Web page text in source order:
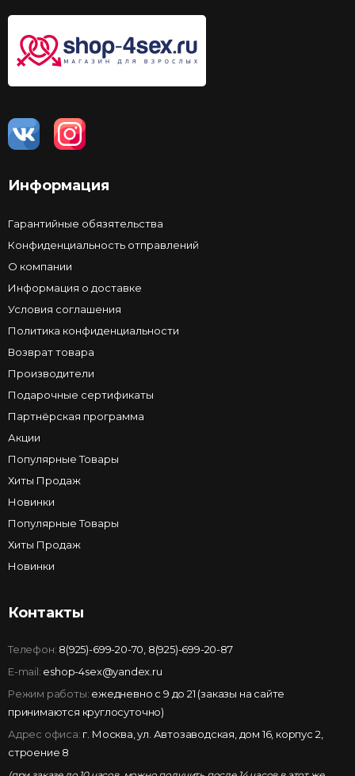
Информация
Гарантийные обязятельства
Конфиденциальность отправлений
О компании
Информация о доставке
Условия соглашения
Политика конфиденциальности
Возврат товара
Производители
Подарочные сертификаты
Партнёрская программа
Акции
Популярные Товары
Хиты Продаж
Новинки
Популярные Товары
Хиты Продаж
Новинки
Контакты
Телефон: 8(925)-699-20-70 8(925)-699-20-87
E-mail: eshop-4sex@yandex.ru
Режим работы: ежедневно с 9 до 21 (заказы на сайте
принимаются круглосуточно)
Адрес офиса: г. Москва, ул. Автозаводская, дом 16, корпус 2,
строение 8